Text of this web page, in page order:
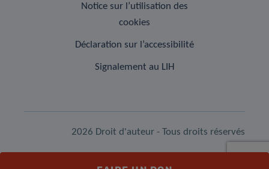
Notice sur l’utilisation des
cookies
Déclaration sur l’accessibilité
Signalement au LIH
2026 Droit d'auteur - Tous droits réservés